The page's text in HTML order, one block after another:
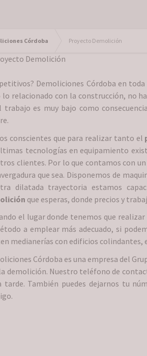
Córdoba Proyecto Demolición
Demoliciones Córdoba en
lo relacionado con la construcción, no
trabajo es muy bajo como
conscientes que para realizar tanto el
tecnologías en equipamiento
clientes. Por lo que contamos con
que sea. Disponemos de
dilatada trayectoria estamos
que esperas, donde precios y
el lugar donde tenemos que
a emplear más adecuado, si
medianerías con edificios colindantes,
Córdoba es una empresa del
demolición. Nuestro teléfono de
tarde. También puedes dejarnos tu